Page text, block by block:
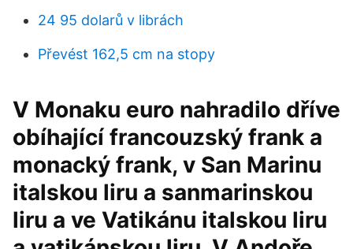
24 95 dolarů v librách
Převést 162,5 cm na stopy
V Monaku euro nahradilo dříve
obíhající francouzský frank a
monacký frank, v San Marinu
italskou liru a sanmarinskou
liru a ve Vatikánu italskou liru